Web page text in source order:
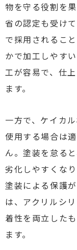
物を守る役割を
省の認定も受け
で採用されるこ
かで加工しやす
工が容易で、仕
ます。
一方で、ケイカ
使用する場合は
ん。塗装を怠る
劣化しやすくな
塗装による保護
は、アクリルシ
着性を両立した
ます。